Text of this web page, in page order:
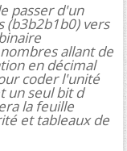
passer d'un
(b3b2b1b0) vers
allant de
en décimal
coder l'unité
un seul bit d
la feuille
et tableaux de